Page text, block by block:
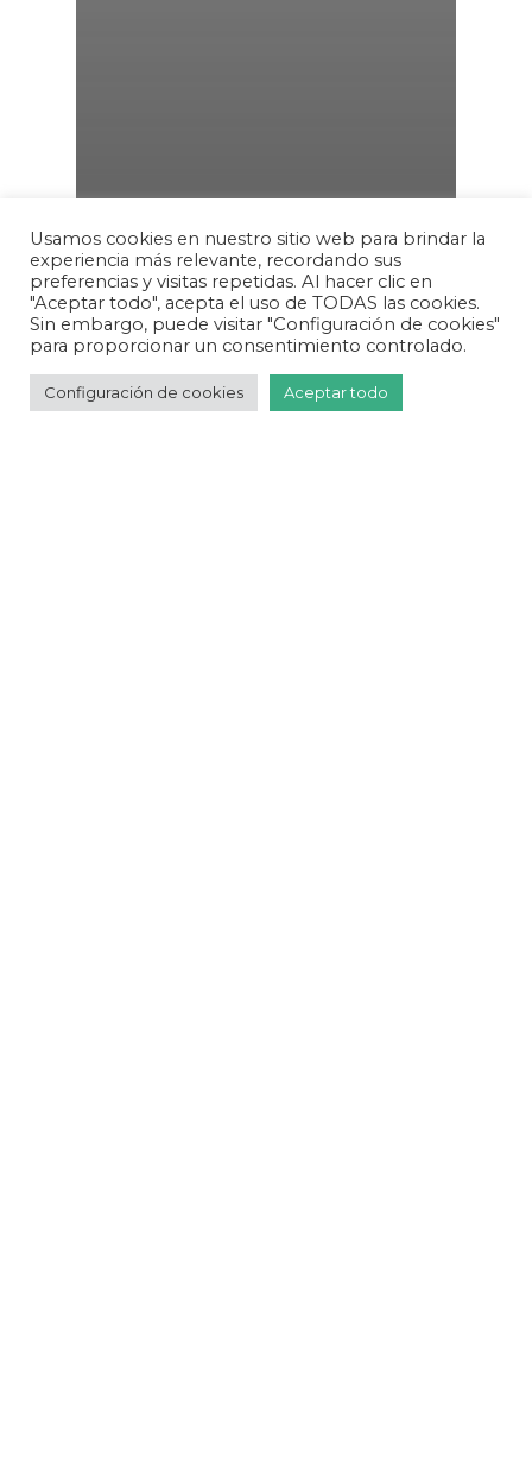
Usamos cookies en nuestro sitio web para brindar la
experiencia más relevante, recordando sus
preferencias y visitas repetidas. Al hacer clic en
"Aceptar todo", acepta el uso de TODAS las cookies.
Sin embargo, puede visitar "Configuración de cookies"
para proporcionar un consentimiento controlado.
Configuración de cookies Aceptar todo